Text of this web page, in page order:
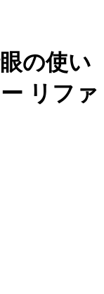
の使い
リファ